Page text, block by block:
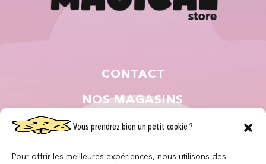
Vous prendrez bien un petit cookie ?
Pour offrir les meilleures expériences, nous utilisons des
CONTACT
NOS MAGASINS
QUI SOMMES NOUS ?
NOUS REJOINDRE